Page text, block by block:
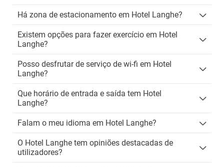
Há zona de estacionamento em Hotel Langhe?
Existem opções para fazer exercício em Hotel
Langhe?
Posso desfrutar de serviço de wi-fi em Hotel
Langhe?
Que horário de entrada e saída tem Hotel
Langhe?
Falam o meu idioma em Hotel Langhe?
O Hotel Langhe tem opiniões destacadas de
utilizadores?